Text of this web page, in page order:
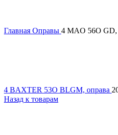
Главная Оправы 4 MAO 56O GD,
4 BAXTER 53O BLGM, оправа
Назад к товарам